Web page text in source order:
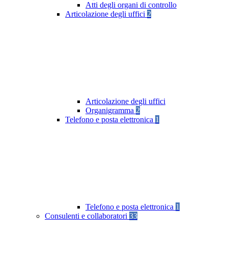
Atti degli organi di controllo
Articolazione degli uffici 2
Articolazione degli uffici
Organigramma 2
Telefono e posta elettronica 1
Telefono e posta elettronica 1
Consulenti e collaboratori 33